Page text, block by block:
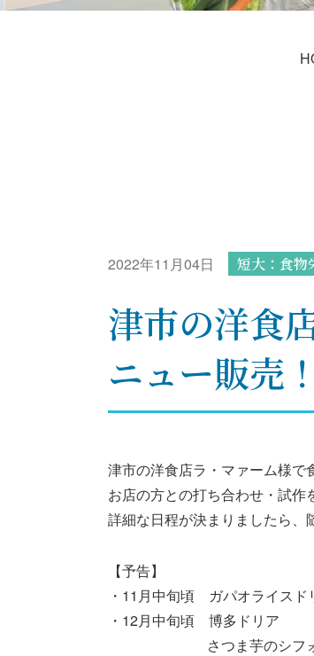
2022年11月04日 短大：食物
津市の洋食
ニュー販売！
津市の洋食店ラ・マァーム様で
お店の方との打ち合わせ・試作
詳細な日程が決まりましたら、
【予告】
・11月中旬頃 ガパオライスド
・12月中旬頃 博多ドリア
さつま芋のシフォ